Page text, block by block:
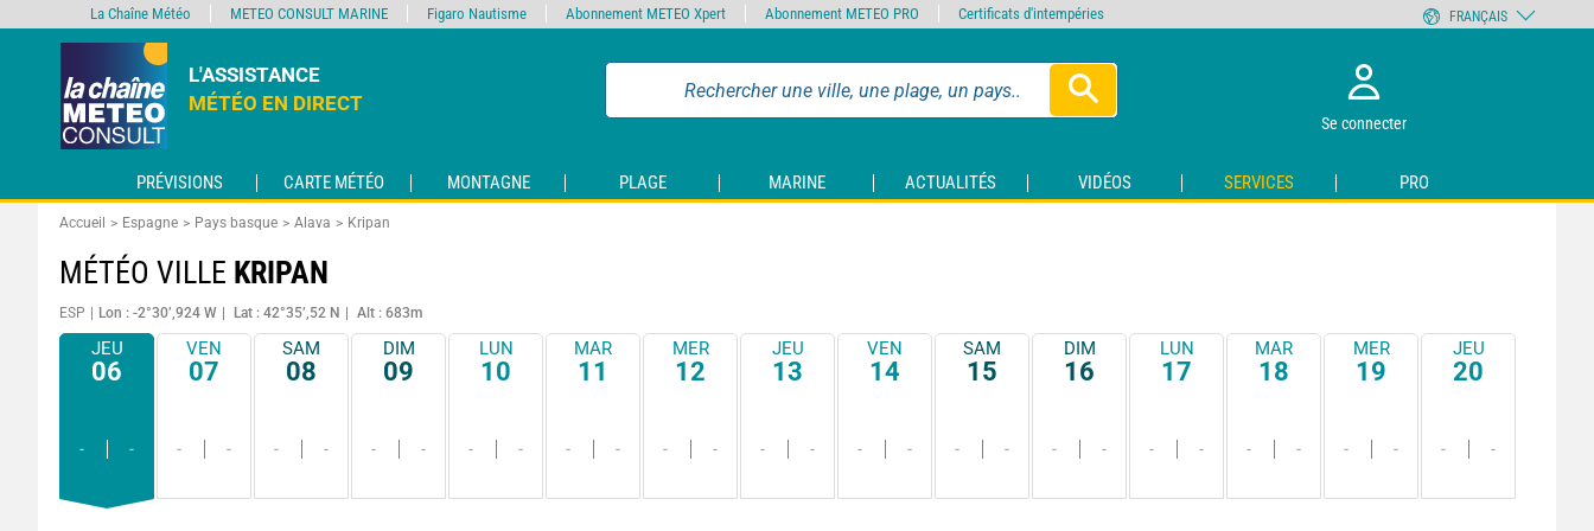
L'ASSISTANCE
MÉTÉO EN DIRECT
Se connecter
PRÉVISIONS CARTE MÉTÉO MONTAGNE PLAGE MARINE ACTUALITÉS VIDÉOS SERVICES PRO
Accueil Espagne Pays basque Alava Kripan
MÉTÉO VILLE KRIPAN
ESP Lon : -2°30’,924 W Lat : 42°35’,52 N Alt : 683m
JEU
06
- -
VEN
07
- -
SAM
08
- -
DIM
09
- -
LUN
10
- -
MAR
11
- -
MER
12
- -
JEU
13
- -
VEN
14
- -
SAM
15
- -
DIM
16
- -
LUN
17
- -
MAR
18
- -
MER
19
- -
JEU
20
- -
La Chaîne Météo METEO CONSULT MARINE Figaro Nautisme Abonnement METEO Xpert Abonnement METEO PRO Certificats d'intempéries FRANÇAIS